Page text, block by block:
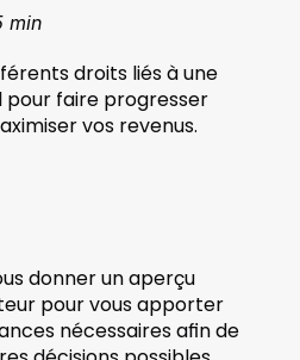
min
droits liés à une
faire progresser
vos revenus.
donner un aperçu
pour vous apporter
nécessaires afin de